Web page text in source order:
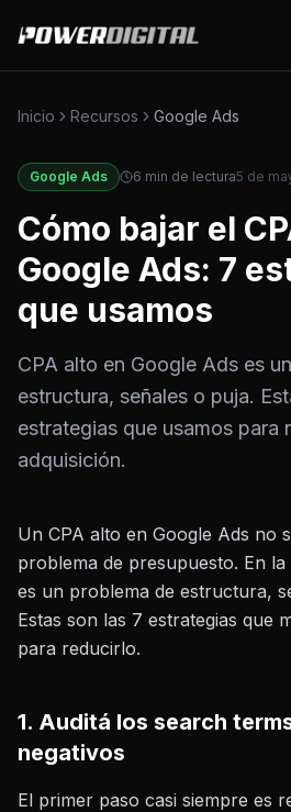
Inicio Recursos Google Ads
Google Ads 6 min de lectura5 de
Cómo bajar el
Google Ads: 7
que usamos
CPA alto en Google Ads es
estructura, señales o puja.
estrategias que usamos para
adquisición.
Un CPA alto en Google Ads no
problema de presupuesto. En
es un problema de estructura,
Estas son las 7 estrategias que
para reducirlo.
1. Auditá los search
negativos
El primer paso casi siempre es